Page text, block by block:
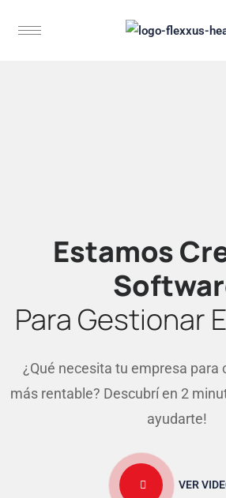
Estamos
Para Gestionar
¿Qué necesita tu empresa para
más rentable? Descubrí en 2
ayudarte!
VER